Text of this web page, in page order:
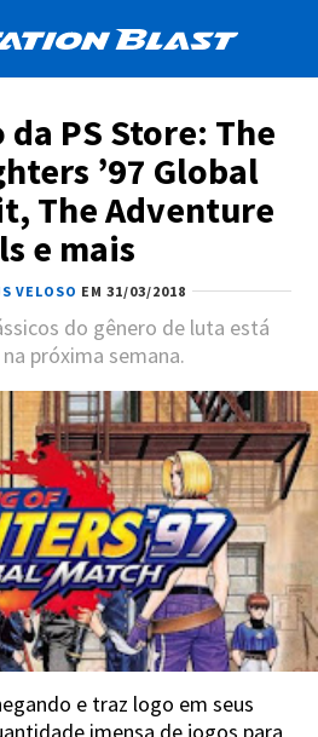
PS Store: The
’97 Global
The Adventure
e mais
VELOSO EM 31/03/2018
do gênero de luta está
próxima semana.
e traz logo em seus